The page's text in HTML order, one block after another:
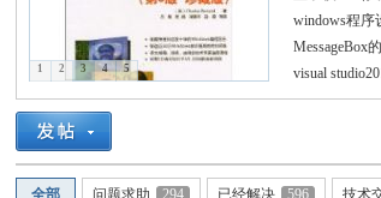
C
1 2 3 4 5
windows程序
MessageBox
visual
全部 问题求助 294 已经解决 596 技术